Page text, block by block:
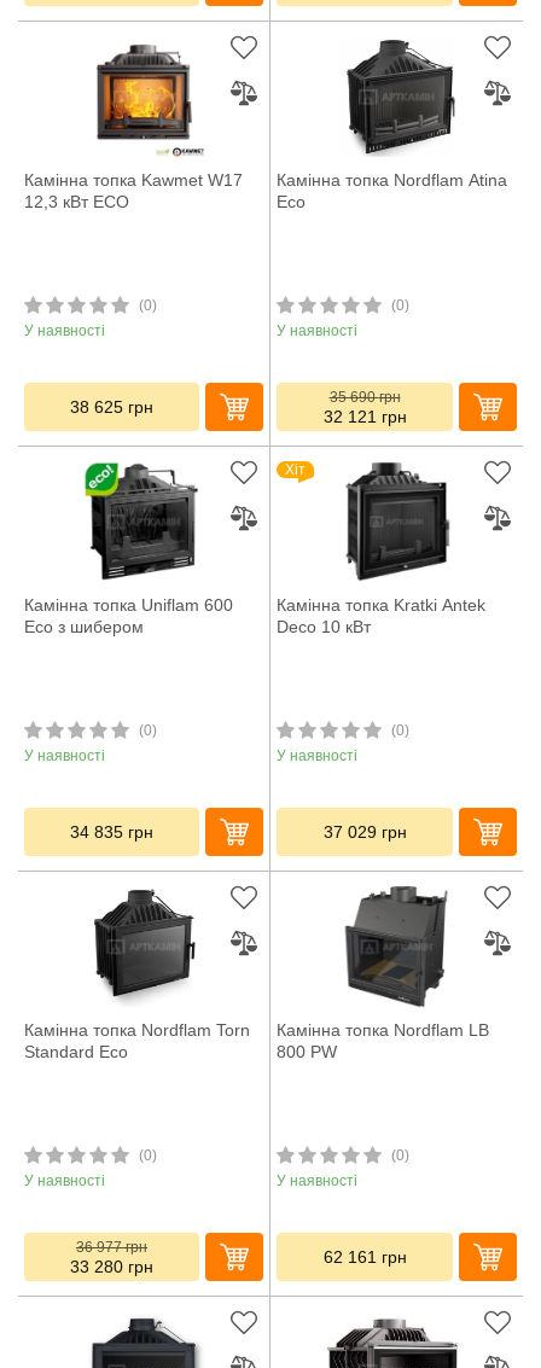
Камінна топка Kawmet W17
12,3 кВт ECO
(0)
У наявності
38 625 грн
Камінна топка Nordflam Atina
Eco
(0)
У наявності
35 690грн
32 121 грн
Камінна топка Uniflam 600
Eco з шибером
(0)
У наявності
34 835 грн
Хіт
Камінна топка Kratki Antek
Deco 10 кВт
(0)
У наявності
37 029 грн
Камінна топка Nordflam Torn
Standard Eco
(0)
У наявності
36 977грн
33 280 грн
Камінна топка Nordflam LB
800 PW
(0)
У наявності
62 161 грн